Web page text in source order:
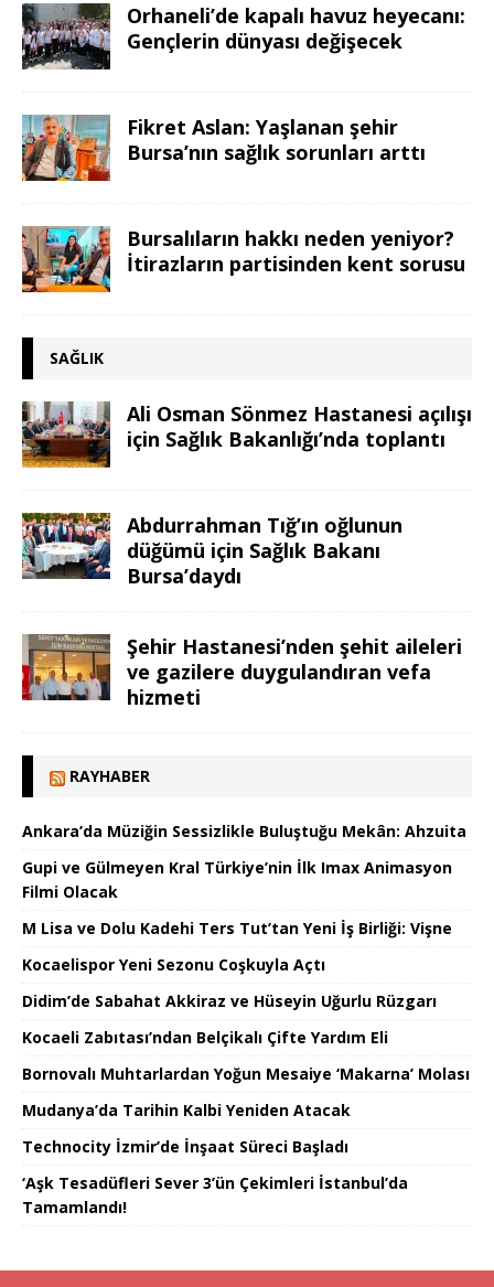
Orhaneli’de kapalı havuz heyecanı:
Gençlerin dünyası değişecek
Fikret Aslan: Yaşlanan şehir
Bursa’nın sağlık sorunları arttı
Bursalıların hakkı neden yeniyor?
İtirazların partisinden kent sorusu
SAĞLIK
Ali Osman Sönmez Hastanesi açılışı
için Sağlık Bakanlığı’nda toplantı
Abdurrahman Tığ’ın oğlunun
düğümü için Sağlık Bakanı
Bursa’daydı
Şehir Hastanesi’nden şehit aileleri
ve gazilere duygulandıran vefa
hizmeti
RAYHABER
Ankara’da Müziğin Sessizlikle Buluştuğu Mekân: Ahzuita
Gupi ve Gülmeyen Kral Türkiye’nin İlk Imax Animasyon
Filmi Olacak
M Lisa ve Dolu Kadehi Ters Tut’tan Yeni İş Birliği: Vişne
Kocaelispor Yeni Sezonu Coşkuyla Açtı
Didim’de Sabahat Akkiraz ve Hüseyin Uğurlu Rüzgarı
Kocaeli Zabıtası’ndan Belçikalı Çifte Yardım Eli
Bornovalı Muhtarlardan Yoğun Mesaiye ‘Makarna’ Molası
Mudanya’da Tarihin Kalbi Yeniden Atacak
Technocity İzmir’de İnşaat Süreci Başladı
‘Aşk Tesadüfleri Sever 3’ün Çekimleri İstanbul’da
Tamamlandı!